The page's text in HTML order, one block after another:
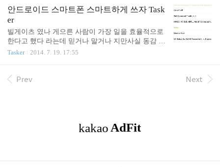
앱들이 보여짐 그런데 백그라운드에서 앱이 돌아가
려면 해당 앱이 절전기능이 꺼져 있어야 제대로 돌아
가는데설정의 배터리 앱 전원관리 쪽 설정을 보니 Ta
sker가 꺼져 있음... 이렇게 활성화 해주니 잘 됨 끝
안드로이드 스마트폰 스마트하게 쓰자 Task
er
빌게이츠 였나 게으른 사람이 가장 일을 효율적으로
한다고 했다 라는데 믿거나 말거나 지만사실 동감 하
는 바이다. 왜냐면 귀찮으니깐... 하지만 일은 해야겠
MS 직원들은 참 부지런 한거 같다) 아이폰 3Gs 를 시
끝은 순정이라 하였거늘 UI 같은건 이미 개발자들이
개발할때 나름 최대의 효율을 내도록 개발을 한것이
Tasker 2014. 7. 19. 17:55
Prev Next